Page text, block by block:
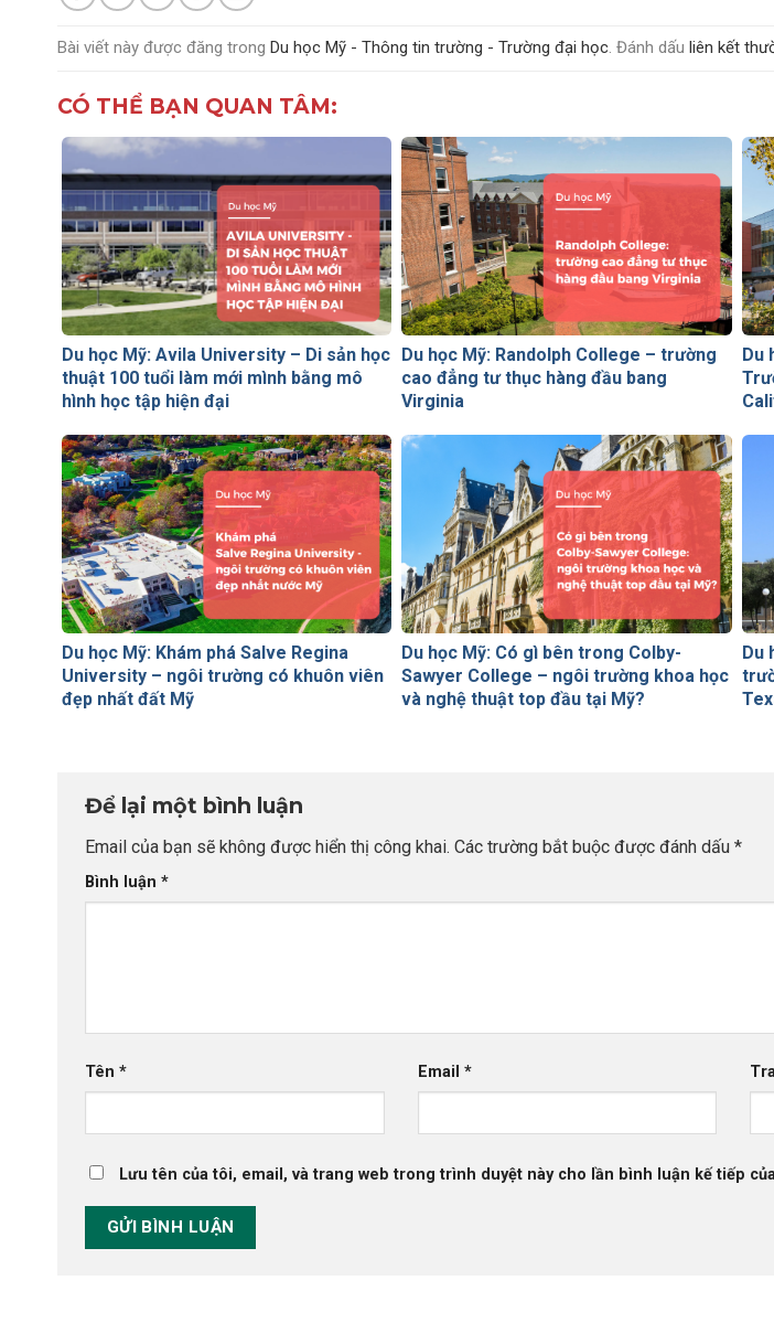
Bài viết này được đăng trong Du học Mỹ - Thông tin trường - Trường đại học. Đánh dấu liên kết
CÓ THỂ BẠN QUAN TÂM:
Du học Mỹ: Avila University – Di sản học
thuật 100 tuổi làm mới mình bằng mô
hình học tập hiện đại
Du học Mỹ: Randolph College – trường
cao đẳng tư thục hàng đầu bang
Virginia
Du
Du học Mỹ: Khám phá Salve Regina
University – ngôi trường có khuôn viên
đẹp nhất đất Mỹ
Du học Mỹ: Có gì bên trong Colby-
Sawyer College – ngôi trường khoa học
và nghệ thuật top đầu tại Mỹ?
Du
Để lại một bình luận
Email của bạn sẽ không được hiển thị công khai. Các trường bắt buộc được đánh dấu *
Bình luận *
Tên * Email *
Lưu tên của tôi, email, và trang web trong trình duyệt này cho lần bình luận kế tiếp